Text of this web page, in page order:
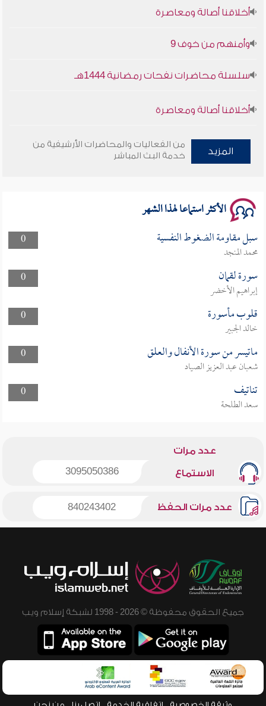
سلسلة محاضرات نفحات رمضانية 1444هـ
المزيد
من الفعاليات والمحاضرات الأرشيفية من
خدمة البث المباشر
الأكثر استماعا لهذا الشهر
0 سبل مقاومة الضغوط النفسية
محمد المنجد
0
سورة لقمان
إبراهيم الأخضر
0
قلوب مأسورة
خالد الجبير
0
ماتيسر من سورة الأنفال والعلق
شعبان عبد العزيز الصياد
0
تناتيف
سعد الطلحة
عدد مرات
الاستماع 3095050386
عدد مرات الحفظ 840243402
جميع الحقوق محفوظة © 2026 - 1998 لشبكة إسلام ويب